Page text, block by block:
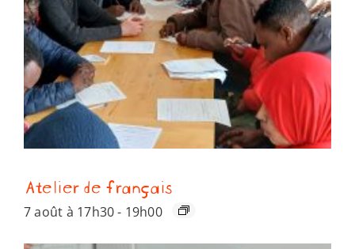
Atelier de français
7 août à 17h30- 19h00